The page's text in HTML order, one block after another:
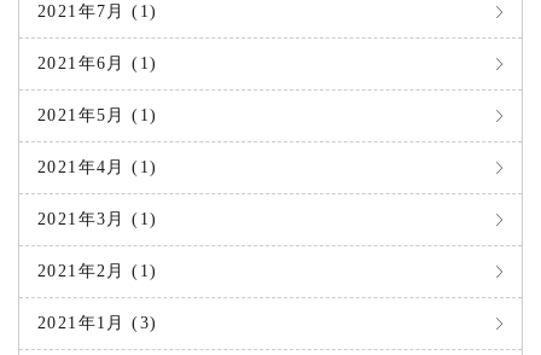
2021年7月 (1)
2021年6月 (1)
2021年5月 (1)
2021年4月 (1)
2021年3月 (1)
2021年2月 (1)
2021年1月 (3)